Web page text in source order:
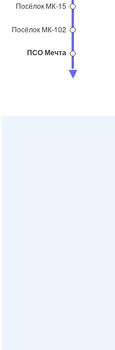
Посёлок МК-15
Посёлок МК-102
ПСО Мечта